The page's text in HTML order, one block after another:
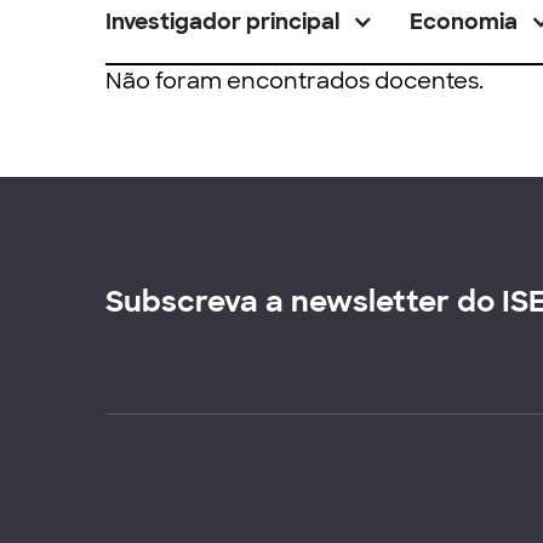
Investigador principal Economia
Não foram encontrados docentes.
Subscreva a newsletter do